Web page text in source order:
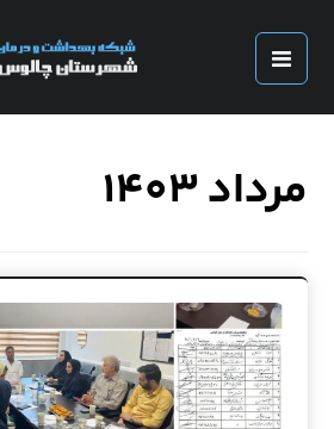
مرداد ۱۴۰۳